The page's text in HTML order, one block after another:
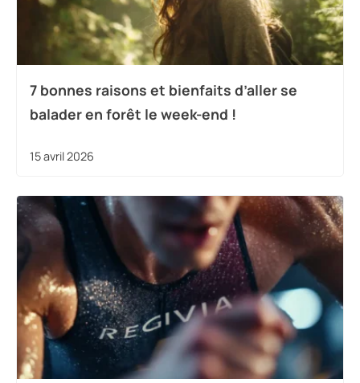
7 bonnes raisons et bienfaits d’aller se
balader en forêt le week-end !
15 avril 2026